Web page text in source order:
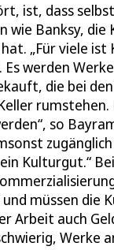
ist, dass
wie Banksy, die
„Für viele ist
Es werden
die bei
rumstehen.
so
Kulturgut.“
müssen die
Arbeit auch
Werke